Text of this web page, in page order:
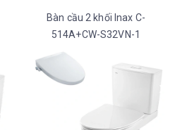
Bàn cầu 2 khối Inax C-
514A+CW-S32VN-1